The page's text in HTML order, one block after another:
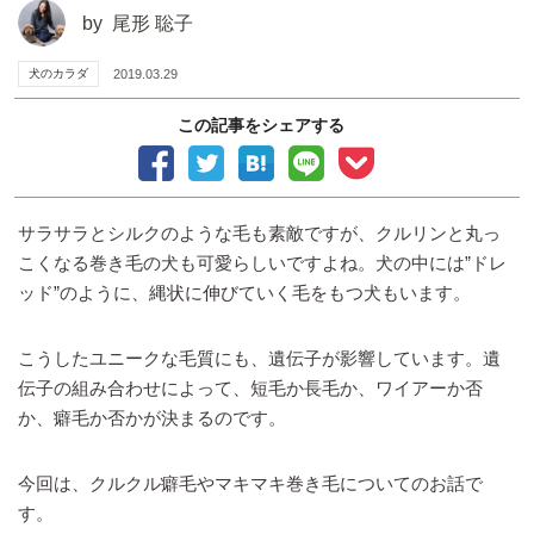
by 尾形 聡子
犬のカラダ 2019.03.29
この記事をシェアする
サラサラとシルクのような毛も素敵ですが、クルリンと丸っ
こくなる巻き毛の犬も可愛らしいですよね。犬の中には”ドレ
ッド”のように、縄状に伸びていく毛をもつ犬もいます。
こうしたユニークな毛質にも、遺伝子が影響しています。遺
伝子の組み合わせによって、短毛か長毛か、ワイアーか否
か、癖毛か否かが決まるのです。
今回は、クルクル癖毛やマキマキ巻き毛についてのお話で
す。